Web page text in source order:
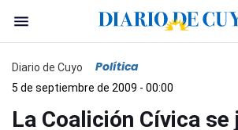
Diario de Cuyo Política
5 de septiembre de 2009 - 00:00
La Coalición Cívica se